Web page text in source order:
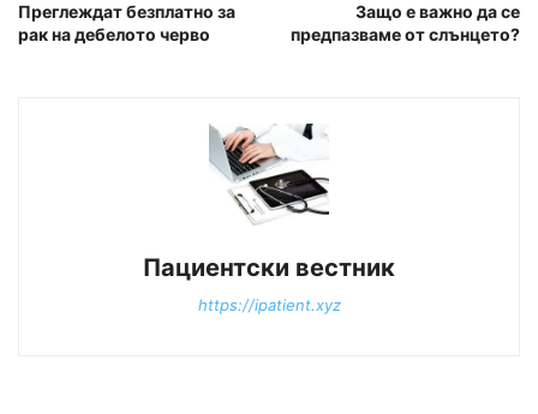
Преглеждат безплатно за
рак на дебелото черво
Защо е важно да се
предпазваме от слънцето?
Пациентски вестник
https://ipatient.xyz